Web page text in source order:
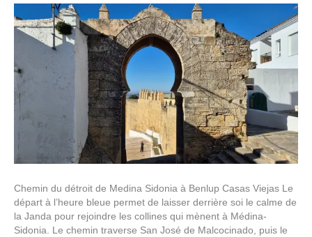
Chemin du détroit de Medina Sidonia à Benlup Casas Viejas Le
départ à l’heure bleue permet de laisser derrière soi le calme de
la Janda pour rejoindre les collines qui mènent à Médina-
Sidonia. Le chemin traverse San José de Malcocinado, puis le